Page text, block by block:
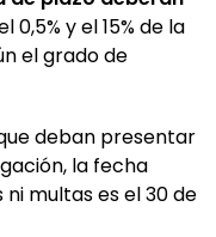
0,5% y el 15% de la
el grado de
deban presentar
la fecha
multas es el 30 de